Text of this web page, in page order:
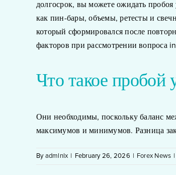
долгосрок, вы можете ожидать пробоя
как пин-бары, объемы, ретесты и
который сформировался после
факторов при рассмотрении вопроса
Что такое пробой
Они необходимы, поскольку баланс
максимумов и минимумов. Разница
By admlnlx February 26, 2026 Forex News